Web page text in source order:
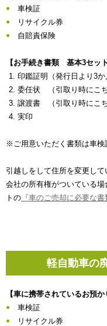
車検証
リサイクル券
自賠責保険
【お手続き書類 基本3セット
印鑑証明（発行日より3か
委任状 （引取り時にこち
譲渡書 （引取り時にこち
実印
※ご用意いただく書類は車検
引越しをして住所を変更し
会社の所有権がついている
トの 『車のご売却に必要な書
軽自動車の
【車に携帯されているお預か
車検証
リサイクル券